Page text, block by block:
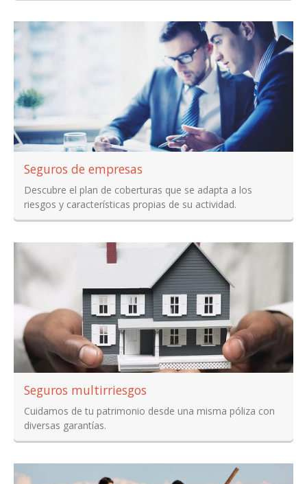
Seguros de empresas
Descubre el plan de coberturas que se adapta a los
riesgos y características propias de su actividad.
Seguros multirriesgos
Cuidamos de tu patrimonio desde una misma póliza con
diversas garantías.